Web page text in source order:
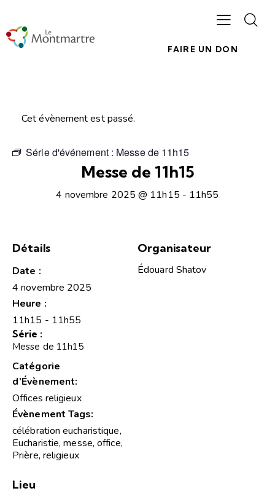
FAIRE UN DON
Cet évènement est passé.
Série d'événement : Messe de 11h15
Messe de 11h15
4 novembre 2025 @ 11h15 - 11h55
Détails
Date :
4 novembre 2025
Heure :
11h15 - 11h55
Série :
Messe de 11h15
Catégorie
d’Évènement:
Offices religieux
Évènement Tags:
célébration eucharistique,
Eucharistie,messe,office,
Prière, religieux
Organisateur
Édouard Shatov
Lieu